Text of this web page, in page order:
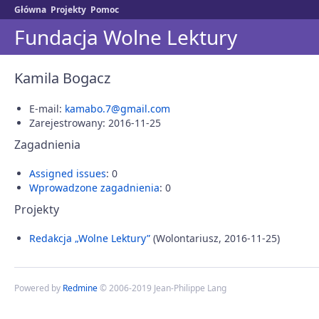
Główna Projekty Pomoc
Fundacja Wolne Lektury
Kamila Bogacz
E-mail: kamabo.7@gmail.com
Zarejestrowany: 2016-11-25
Zagadnienia
Assigned issues: 0
Wprowadzone zagadnienia: 0
Projekty
Redakcja „Wolne Lektury” (Wolontariusz, 2016-11-25)
Powered by Redmine© 2006-2019 Jean-Philippe Lang